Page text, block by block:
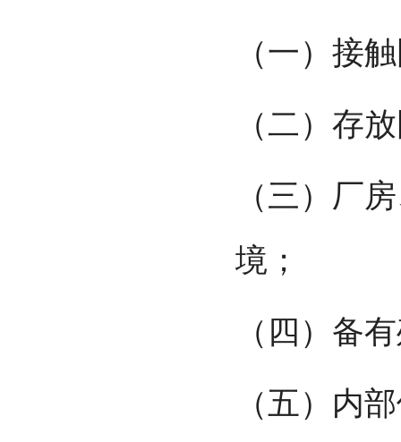
（一）接
（二）存
（三）厂
境；
（四）备
（五）内